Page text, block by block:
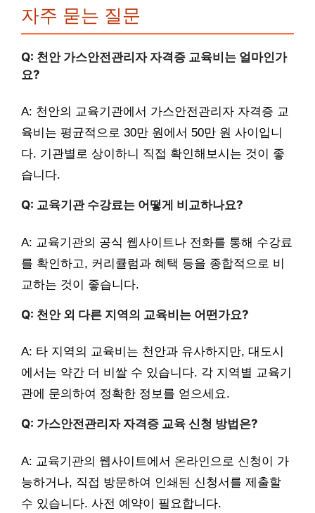
자주 묻는 질문
Q: 천안 가스안전관리자 자격증 교육비는 얼마인가
요?
A: 천안의 교육기관에서 가스안전관리자 자격증 교
육비는 평균적으로 30만 원에서 50만 원 사이입니
다. 기관별로 상이하니 직접 확인해보시는 것이 좋
습니다.
Q: 교육기관 수강료는 어떻게 비교하나요?
A: 교육기관의 공식 웹사이트나 전화를 통해 수강료
를 확인하고, 커리큘럼과 혜택 등을 종합적으로 비
교하는 것이 좋습니다.
Q: 천안 외 다른 지역의 교육비는 어떤가요?
A: 타 지역의 교육비는 천안과 유사하지만, 대도시
에서는 약간 더 비쌀 수 있습니다. 각 지역별 교육기
관에 문의하여 정확한 정보를 얻으세요.
Q: 가스안전관리자 자격증 교육 신청 방법은?
A: 교육기관의 웹사이트에서 온라인으로 신청이 가
능하거나, 직접 방문하여 인쇄된 신청서를 제출할
수 있습니다. 사전 예약이 필요합니다.